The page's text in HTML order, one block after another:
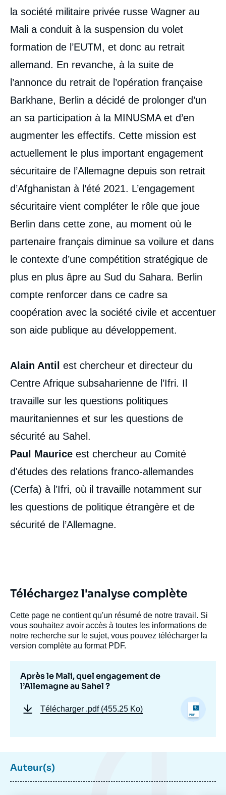
la société militaire privée russe Wagner au
Mali a conduit à la suspension du volet
formation de l’EUTM, et donc au retrait
allemand. En revanche, à la suite de
l’annonce du retrait de l’opération française
Barkhane, Berlin a décidé de prolonger d’un
an sa participation à la MINUSMA et d’en
augmenter les effectifs. Cette mission est
actuellement le plus important engagement
sécuritaire de l’Allemagne depuis son retrait
d’Afghanistan à l’été 2021. L’engagement
sécuritaire vient compléter le rôle que joue
Berlin dans cette zone, au moment où le
partenaire français diminue sa voilure et dans
le contexte d’une compétition stratégique de
plus en plus âpre au Sud du Sahara. Berlin
compte renforcer dans ce cadre sa
coopération avec la société civile et accentuer
son aide publique au développement.
Alain Antil est chercheur et directeur du
Centre Afrique subsaharienne de l’Ifri. Il
travaille sur les questions politiques
mauritaniennes et sur les questions de
sécurité au Sahel.
Paul Maurice est chercheur au Comité
d'études des relations franco-allemandes
(Cerfa) à l’Ifri, où il travaille notamment sur
les questions de politique étrangère et de
sécurité de l’Allemagne.
Téléchargez l'analyse complète
Cette page ne contient qu'un résumé de notre travail. Si
vous souhaitez avoir accès à toutes les informations de
notre recherche sur le sujet, vous pouvez télécharger la
version complète au format PDF.
Après le Mali, quel engagement de
l’Allemagne au Sahel ?
Télécharger .pdf (455.25 Ko)
Auteur(s)
de